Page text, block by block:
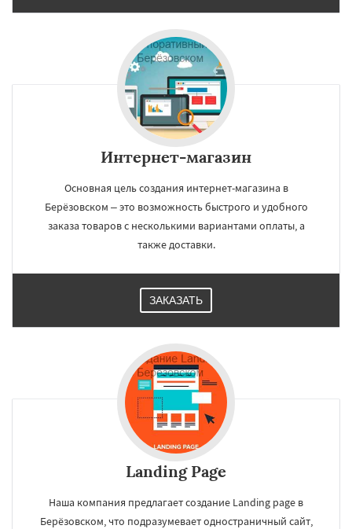
Интернет-магазин
Основная цель создания интернет-магазина в
Берёзовском – это возможность быстрого и удобного
заказа товаров с несколькими вариантами оплаты, а
также доставки.
ЗАКАЗАТЬ
Landing Page
Наша компания предлагает создание Landing page в
Берёзовском, что подразумевает одностраничный сайт,